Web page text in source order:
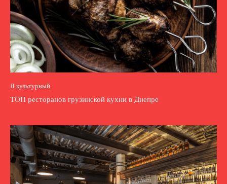
Я культурный
ТОП ресторанов грузинской кухни в Днепре